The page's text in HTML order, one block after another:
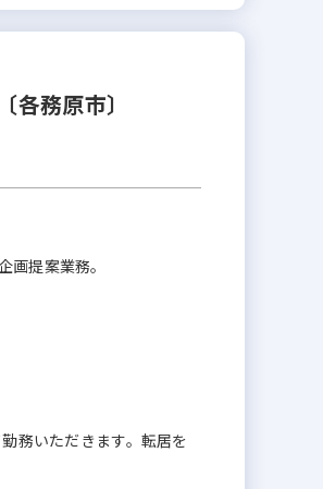
務原市〕
提案業務。
務いただきます。転居を